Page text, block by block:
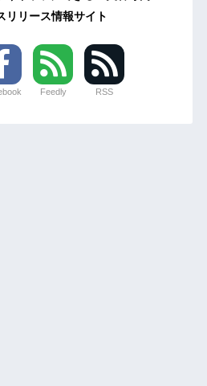
リリース情報サイト
Feedly RSS